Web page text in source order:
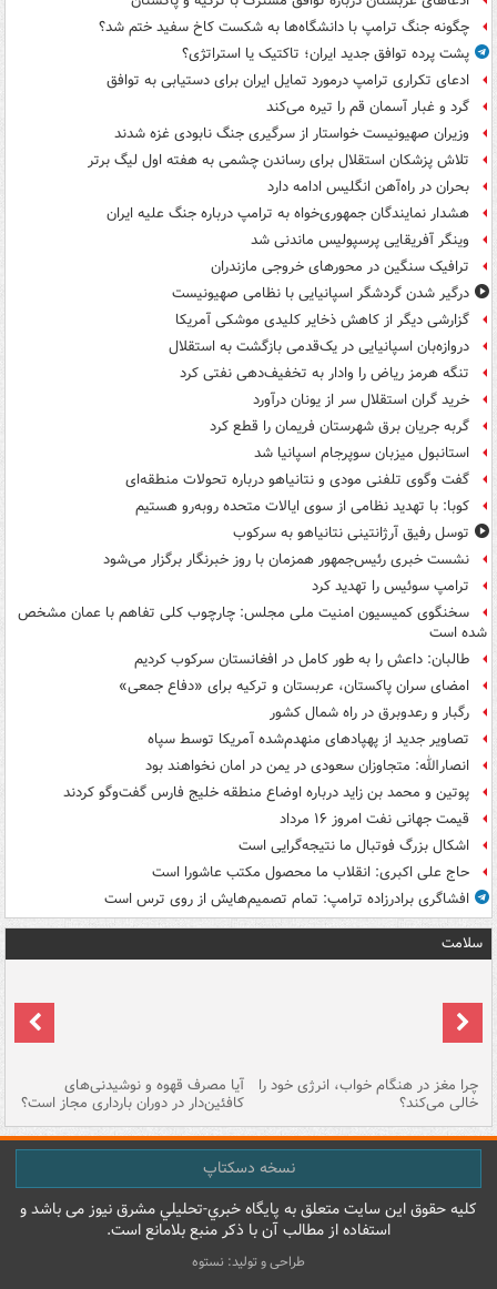
چگونه جنگ ترامپ با دانشگاه‌ها به شکست کاخ سفید ختم شد؟
پشت پرده توافق جدید ایران؛ تاکتیک یا استراتژی؟
ادعای تکراری ترامپ درمورد تمایل ایران برای دستیابی به توافق
گرد و غبار آسمان قم را تیره می‌کند
وزیران صهیونیست خواستار از سرگیری جنگ نابودی غزه شدند
تلاش پزشکان استقلال برای رساندن چشمی به هفته اول لیگ برتر
بحران در راه‌آهن انگلیس ادامه دارد
هشدار نمایندگان جمهوری‌خواه به ترامپ درباره جنگ علیه ایران
وینگر آفریقایی پرسپولیس ماندنی شد
ترافیک سنگین در محورهای خروجی مازندران
درگیر شدن گردشگر اسپانیایی با نظامی صهیونیست
گزارشی دیگر از کاهش ذخایر کلیدی موشکی آمریکا
دروازه‌بان اسپانیایی در یک‌قدمی بازگشت به استقلال
تنگه هرمز ریاض را وادار به تخفیف‌دهی نفتی کرد
خرید گران استقلال سر از یونان درآورد
گربه جریان برق شهرستان فریمان را قطع کرد
استانبول میزبان سوپرجام اسپانیا شد
گفت وگوی تلفنی مودی و نتانیاهو درباره تحولات منطقه‌ای
کوبا: با تهدید نظامی از سوی ایالات متحده روبه‌رو هستیم
توسل رفیق آرژانتینی نتانیاهو به سرکوب
نشست خبری رئیس‌جمهور همزمان با روز خبرنگار برگزار می‌شود
ترامپ سوئیس را تهدید کرد
سخنگوی کمیسیون امنیت ملی مجلس: چارچوب کلی تفاهم با عمان مشخص
شده است
طالبان: داعش را به طور کامل در افغانستان سرکوب کردیم
امضای سران پاکستان، عربستان و ترکیه برای «دفاع جمعی»
رگبار و رعدوبرق در راه شمال کشور
تصاویر جدید از پهپادهای منهدم‌شده آمریکا توسط سپاه
انصارالله: متجاوزان سعودی در یمن در امان نخواهند بود
پوتین و محمد بن زاید درباره اوضاع منطقه خلیج فارس گفت‌وگو کردند
قیمت جهانی نفت امروز ۱۶ مرداد
اشکال بزرگ فوتبال ما نتیجه‌گرایی است
حاج علی اکبری: انقلاب ما محصول مکتب عاشورا است
افشاگری برادرزاده ترامپ: تمام تصمیم‌هایش از روی ترس است
سلامت
چرا مغز در هنگام خواب، انرژی خود را
خالی می‌کند؟
آیا مصرف قهوه و نوشیدنی‌های
کافئین‌دار در دوران بارداری مجاز است؟
نسخه دسکتاپ
کليه حقوق اين سايت متعلق به پایگاه خبري-تحليلي مشرق نيوز می باشد و
استفاده از مطالب آن با ذکر منبع بلامانع است.
طراحی و تولید: نستوه